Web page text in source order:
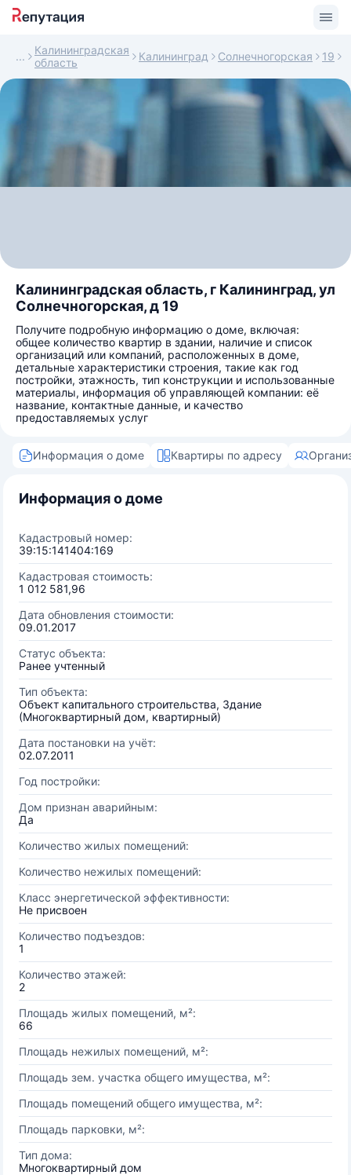
Калининградская
область
Калининград Солнечногорская 19
Калининградская область, г Калининград, ул
Солнечногорская, д 19
Получите подробную информацию о доме, включая:
общее количество квартир в здании, наличие и список
организаций или компаний, расположенных в доме,
детальные характеристики строения, такие как год
постройки, этажность, тип конструкции и использованные
материалы, информация об управляющей компании: её
название, контактные данные, и качество
предоставляемых услуг
Информация о доме Квартиры по адресу
Информация о доме
Кадастровый номер:
39:15:141404:169
Кадастровая стоимость:
1 012 581,96
Дата обновления стоимости:
09.01.2017
Статус объекта:
Ранее учтенный
Тип объекта:
Объект капитального строительства, Здание
(Многоквартирный дом, квартирный)
Дата постановки на учёт:
02.07.2011
Год постройки:
Дом признан аварийным:
Да
Количество жилых помещений:
Количество нежилых помещений:
Класс энергетической эффективности:
Не присвоен
Количество подъездов:
1
Количество этажей:
2
Площадь жилых помещений, м²:
66
Площадь нежилых помещений, м²:
Площадь зем. участка общего имущества, м²:
Площадь помещений общего имущества, м²:
Площадь парковки, м²:
Тип дома:
Многоквартирный дом